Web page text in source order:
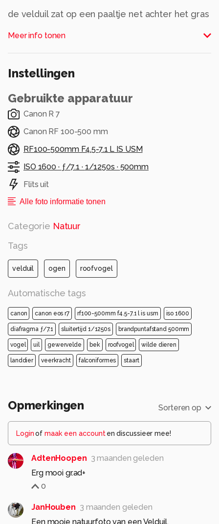
de velduil zat op een paaltje net achter het gras
Meer info tonen
Instellingen
Gebruikte apparatuur
Canon R 7
Canon RF 100-500 mm
RF100-500mm F4.5-7.1 L IS USM
ISO 1600 · ƒ/7.1 · 1/1250s · 500mm
Flits uit
Alle foto informatie tonen
Categorie Natuur
Tags
velduil ogen roofvogel
Automatische tags
canon canon eos r7 rf100-500mm f4.5-7.1 l is usm iso 1600
diafragma ƒ/7.1 sluitertijd 1/1250s brandpuntafstand 500mm
vogel uil gewervelde bek roofvogel wilde dieren
landdier veerkracht falconiformes staart
Opmerkingen Sorteren op
Loginof maak een account en discussieer mee!
AdtenHoopen 3 maanden geleden
Erg mooi gr.ad+
0
JanHouben 3 maanden geleden
Een mooie natuurfoto van een Velduil.